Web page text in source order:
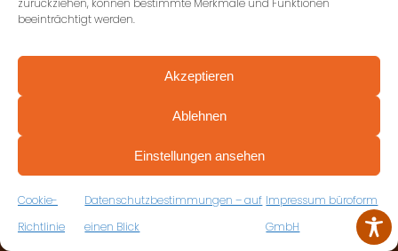
zurückziehen, können bestimmte Merkmale und Funktionen
beeinträchtigt werden.
Akzeptieren
Ablehnen
Einstellungen ansehen
Cookie-
Richtlinie
Datenschutzbestimmungen – auf
einen Blick
Impressum büroform
GmbH
KONTAKTIEREN SIE UNS
büroform GmbH, Stuttgart
VEREINBAREN SIE JETZT IHRE
KOSTENFREIE ERSTBERATUNG
ZUM RÜCKRUFFORMULAR